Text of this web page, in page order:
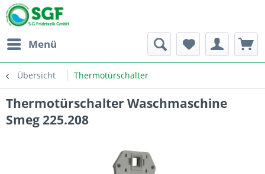
Menü
Übersicht Thermotürschalter
Thermotürschalter Waschmaschine
Smeg 225.208